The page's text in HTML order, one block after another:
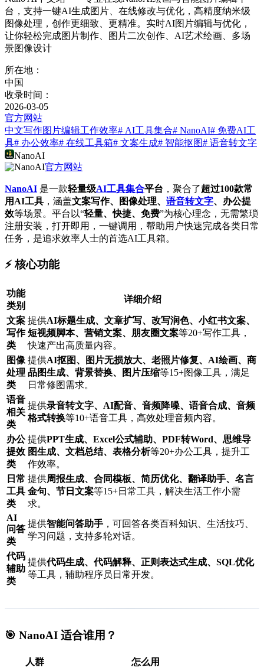
台，支持一键AI生成图片、在线修改与优化，高精度纳米级
图像处理，创作更细致、更精准。实时AI图片编辑与优化，
让你轻松完成图片制作、图片二次创作、AI艺术绘画、多场
景图像设计
所在地：
中国
收录时间：
2026-03-05
官方网站
中文写作图片编辑工作效率# AI工具集合# NanoAI# 免费AI工
具# 办公效率# 在线工具箱# 文案生成# 智能抠图# 语音转文字
NanoAI
官方网站
NanoAI 是一款轻量级AI工具集合平台 ，聚合了超过100款常
用AI工具 ，涵盖文案写作、图像处理、 语音转文字、办公提
效等场景。平台以“轻量、快捷、免费”为核心理念，无需繁琐
注册安装，打开即用，一键调用，帮助用户快速完成各类日常
任务，是追求效率人士的首选AI工具箱。
⚡️ 核心功能
功能
类别
详细介绍
文案
写作
类
提供AI标题生成、文章扩写、改写润色、小红书文案、
短视频脚本、营销文案、朋友圈文案等20+写作工具，
快速产出高质量内容。
图像
处理
类
提供AI抠图、图片无损放大、老照片修复、AI绘画、商
品图生成、背景替换、图片压缩等15+图像工具，满足
日常修图需求。
语音
相关
类
提供录音转文字、AI配音、音频降噪、语音合成、音频
格式转换等10+语音工具，高效处理音频内容。
办公
提效
类
提供PPT生成、Excel公式辅助、PDF转Word、思维导
图生成、文档总结、表格分析等20+办公工具，提升工
作效率。
日常
工具
类
提供周报生成、合同模板、简历优化、翻译助手、名言
金句、节日文案等15+日常工具，解决生活工作小需
求。
AI
问答
类
提供智能问答助手 ，可回答各类百科知识、生活技巧、
学习问题，支持多轮对话。
代码
辅助
类
提供代码生成、代码解释、正则表达式生成、SQL优化
等工具，辅助程序员日常开发。
🎯 NanoAI 适合谁用？
人群
怎么用